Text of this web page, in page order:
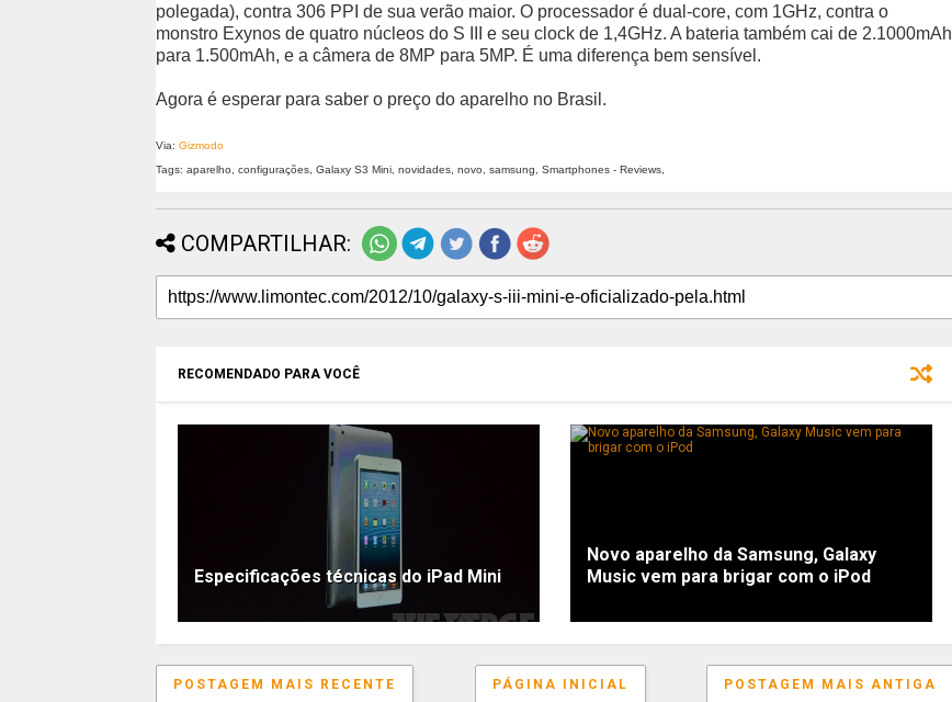
polegada), contra 306 PPI de sua verão maior. O processador é dual-core, com 1GHz, contra o
monstro Exynos de quatro núcleos do S III e seu clock de 1,4GHz. A bateria também cai de 2.1000mAh
para 1.500mAh, e a câmera de 8MP para 5MP. É uma diferença bem sensível.
Agora é esperar para saber o preço do aparelho no Brasil.
Via: Gizmodo
Tags: aparelho, configurações, Galaxy S3 Mini, novidades, novo, samsung, Smartphones - Reviews,
COMPARTILHAR:
RECOMENDADO PARA VOCÊ
Especificações técnicas do iPad Mini
Novo aparelho da Samsung, Galaxy
Music vem para brigar com o iPod
POSTAGEM MAIS RECENTE POSTAGEM MAIS ANTIGA
PÁGINA INICIAL